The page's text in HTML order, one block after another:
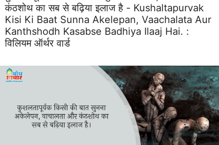
कंठशोथ का सब से बढ़िया इलाज है - Kushaltapurvak
Kisi Ki Baat Sunna Akelepan, Vaachalata Aur
Kanthshodh Kasabse Badhiya Ilaaj Hai. :
विलियम ऑर्थर वार्ड